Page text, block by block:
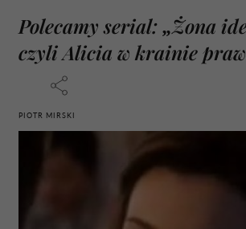
Polecamy serial: „Żona
czyli Alicia w krainie
PIOTR MIRSKI